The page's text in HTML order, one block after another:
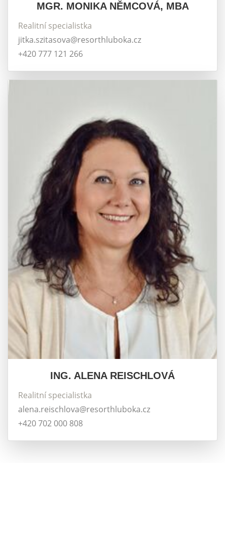
MGR. MONIKA NĚMCOVÁ, MBA
Realitní specialistka
jitka.szitasova@resorthluboka.cz
+420 777 121 266
ING. ALENA REISCHLOVÁ
Realitní specialistka
alena.reischlova@resorthluboka.cz
+420 702 000 808